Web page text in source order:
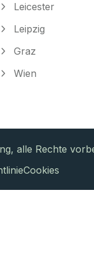
Leicester
Leipzig
Graz
Wien
alle Rechte
Cookies